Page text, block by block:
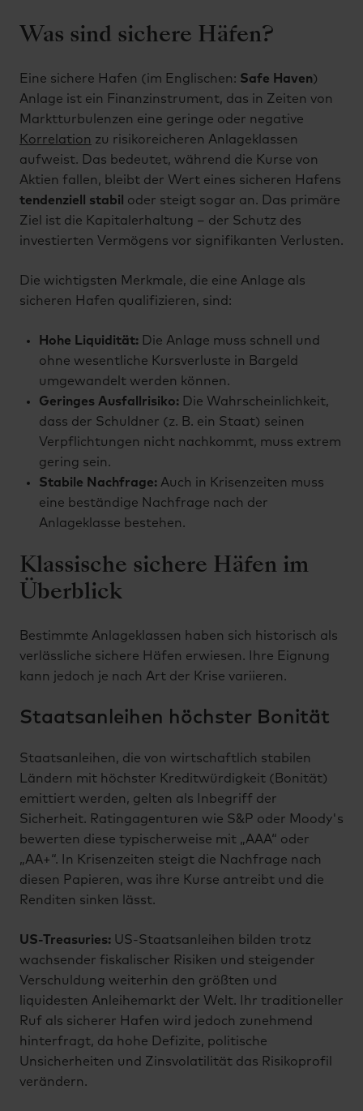
Was sind sichere Häfen?
Eine sichere Hafen (im Englischen: Safe Haven)
Anlage ist ein Finanzinstrument, das in Zeiten von
Marktturbulenzen eine geringe oder negative
Korrelation zu risikoreicheren Anlageklassen
aufweist. Das bedeutet, während die Kurse von
Aktien fallen, bleibt der Wert eines sicheren Hafens
tendenziell stabil
oder steigt sogar an. Das primäre
Ziel ist die Kapitalerhaltung – der Schutz des
investierten Vermögens vor signifikanten Verlusten.
Die wichtigsten Merkmale, die eine Anlage als
sicheren Hafen qualifizieren, sind:
Hohe Liquidität:
Die Anlage muss schnell und
ohne wesentliche Kursverluste in Bargeld
umgewandelt werden können.
Geringes Ausfallrisiko: Die Wahrscheinlichkeit,
dass der Schuldner (z. B. ein Staat) seinen
Verpflichtungen nicht nachkommt, muss extrem
gering sein.
Stabile Nachfrage: Auch in Krisenzeiten muss
eine beständige Nachfrage nach der
Anlageklasse bestehen.
Klassische sichere Häfen im
Überblick
Bestimmte Anlageklassen haben sich historisch als
verlässliche sichere Häfen erwiesen. Ihre Eignung
kann jedoch je nach Art der Krise variieren.
Staatsanleihen höchster Bonität
Staatsanleihen, die von wirtschaftlich stabilen
Ländern mit höchster Kreditwürdigkeit (Bonität)
emittiert werden, gelten als Inbegriff der
Sicherheit. Ratingagenturen wie S&P oder Moody's
bewerten diese typischerweise mit „AAA“ oder
„AA+“. In Krisenzeiten steigt die Nachfrage nach
diesen Papieren, was ihre Kurse antreibt und die
Renditen sinken lässt.
US-Treasuries: US-Staatsanleihen bilden trotz
wachsender fiskalischer Risiken und steigender
Verschuldung weiterhin den größten und
liquidesten Anleihemarkt der Welt. Ihr traditioneller
Ruf als sicherer Hafen wird jedoch zunehmend
hinterfragt, da hohe Defizite, politische
Unsicherheiten und Zinsvolatilität das Risikoprofil
verändern.